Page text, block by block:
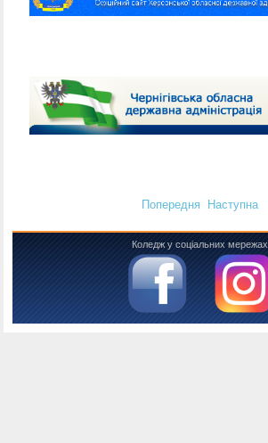
Попередня Наступна
Коледж у соціальних мережах